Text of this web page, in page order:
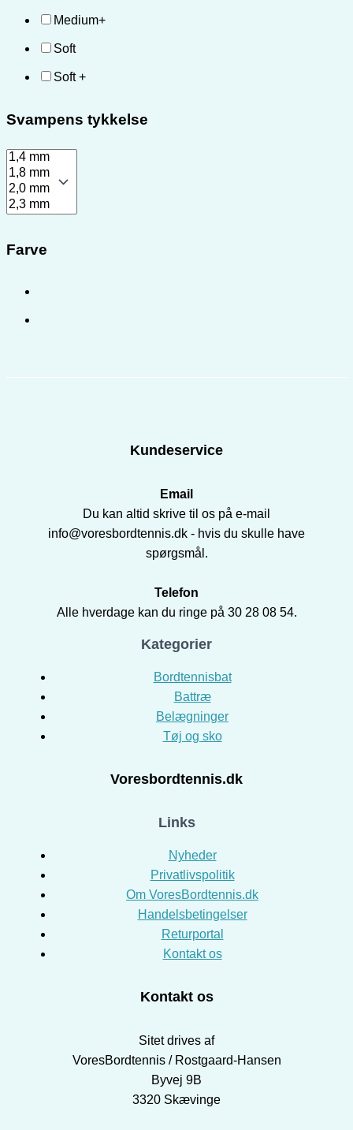
Medium+
Soft
Soft +
Svampens tykkelse
Farve
Kundeservice
Email
Du kan altid skrive til os på e-mail
info@voresbordtennis.dk - hvis du skulle have
spørgsmål.
Telefon
Alle hverdage kan du ringe på 30 28 08 54.
Kategorier
Bordtennisbat
Battræ
Belægninger
Tøj og sko
Voresbordtennis.dk
Links
Nyheder
Privatlivspolitik
Om VoresBordtennis.dk
Handelsbetingelser
Returportal
Kontakt os
Kontakt os
Sitet drives af
VoresBordtennis / Rostgaard-Hansen
Byvej 9B
3320 Skævinge